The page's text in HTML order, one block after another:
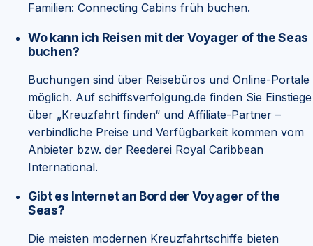
Familien: Connecting Cabins früh buchen.
Wo kann ich Reisen mit der Voyager of the Seas
buchen?
Buchungen sind über Reisebüros und Online-Portale
möglich. Auf schiffsverfolgung.de finden Sie Einstiege
über „Kreuzfahrt finden“ und Affiliate-Partner –
verbindliche Preise und Verfügbarkeit kommen vom
Anbieter bzw. der Reederei Royal Caribbean
International.
Gibt es Internet an Bord der Voyager of the
Seas?
Die meisten modernen Kreuzfahrtschiffe bieten